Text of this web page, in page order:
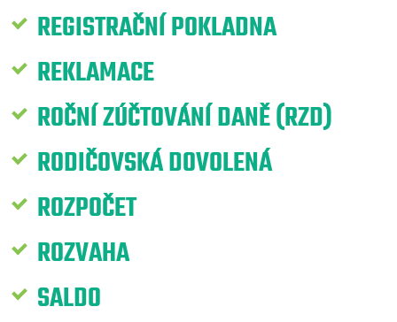
REGISTRAČNÍ POKLADNA
REKLAMACE
ROČNÍ ZÚČTOVÁNÍ DANĚ (RZD)
RODIČOVSKÁ DOVOLENÁ
ROZPOČET
ROZVAHA
SALDO